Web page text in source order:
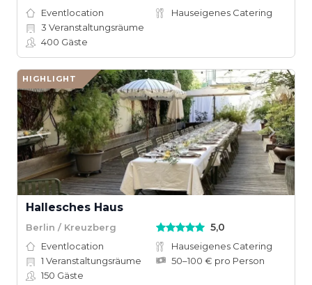
Eventlocation
Hauseigenes Catering
3 Veranstaltungsräume
400 Gäste
HIGHLIGHT
Hallesches Haus
Berlin / Kreuzberg 5,0
Eventlocation
Hauseigenes Catering
1 Veranstaltungsräume
50–100 € pro Person
150 Gäste